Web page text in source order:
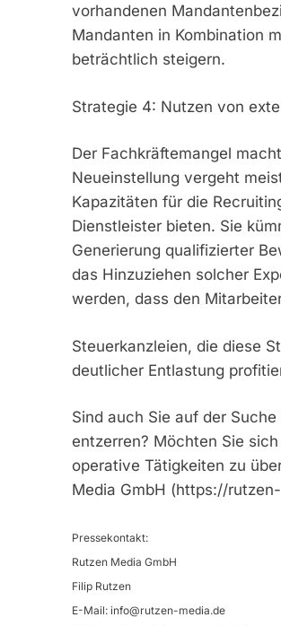
vorhandenen
Mandanten in Kombination
beträchtlich steigern.
Strategie 4: Nutzen von
Der Fachkräftemangel
Neueinstellung vergeht
Kapazitäten für die
Dienstleister bieten. Sie
Generierung qualifizierter
das Hinzuziehen solcher
werden, dass den
Steuerkanzleien, die diese
deutlicher Entlastung
Sind auch Sie auf der
entzerren? Möchten Sie
operative Tätigkeiten zu
Media GmbH (https://
Pressekontakt:
Rutzen Media GmbH
Filip Rutzen
E-Mail: info@rutzen-media.de